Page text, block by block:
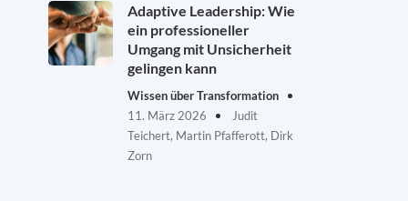
Adaptive Leadership: Wie
ein professioneller
Umgang mit Unsicherheit
gelingen kann
Wissen über Transformation
11. März 2026
Judit
Teichert, Martin Pfafferott, Dirk
Zorn